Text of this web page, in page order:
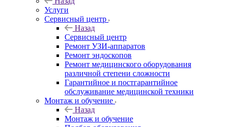
Услуги
Сервисный центр
Назад
Сервисный центр
Ремонт УЗИ-аппаратов
Ремонт эндоскопов
Ремонт медицинского оборудования
различной степени сложности
Гарантийное и постгарантийное
обслуживание медицинской техники
Монтаж и обучение
Назад
Монтаж и обучение